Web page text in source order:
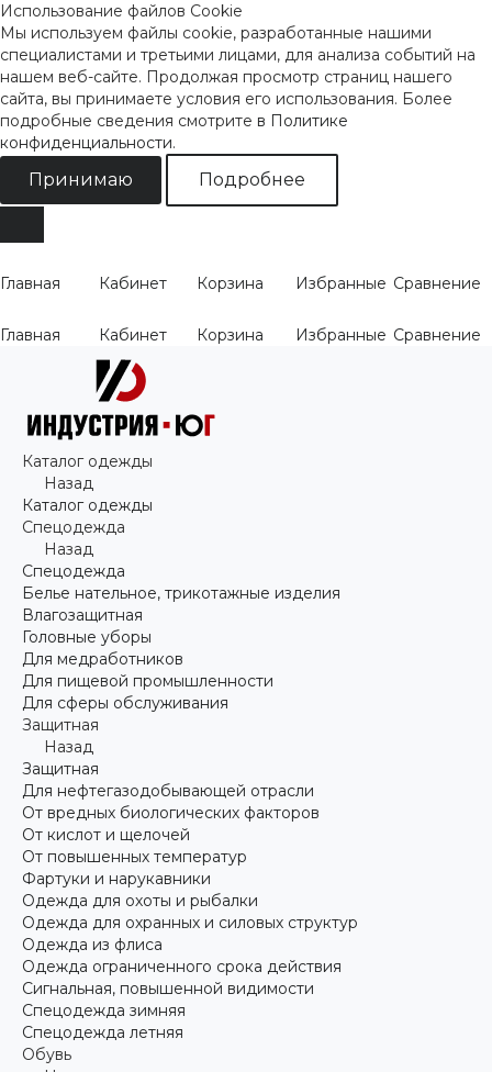
Использование файлов Cookie
Мы используем файлы cookie, разработанные нашими
специалистами и третьими лицами, для анализа событий на
нашем веб-сайте. Продолжая просмотр страниц нашего
сайта, вы принимаете условия его использования. Более
подробные сведения смотрите в Политике
конфиденциальности.
Принимаю Подробнее
Главная Кабинет Корзина Избранные Сравнение
Главная Кабинет Корзина Избранные Сравнение
Каталог одежды
Назад
Каталог одежды
Спецодежда
Назад
Спецодежда
Белье нательное, трикотажные изделия
Влагозащитная
Головные уборы
Для медработников
Для пищевой промышленности
Для сферы обслуживания
Защитная
Назад
Защитная
Для нефтегазодобывающей отрасли
От вредных биологических факторов
От кислот и щелочей
От повышенных температур
Фартуки и нарукавники
Одежда для охоты и рыбалки
Одежда для охранных и силовых структур
Одежда из флиса
Одежда ограниченного срока действия
Сигнальная, повышенной видимости
Спецодежда зимняя
Спецодежда летняя
Обувь